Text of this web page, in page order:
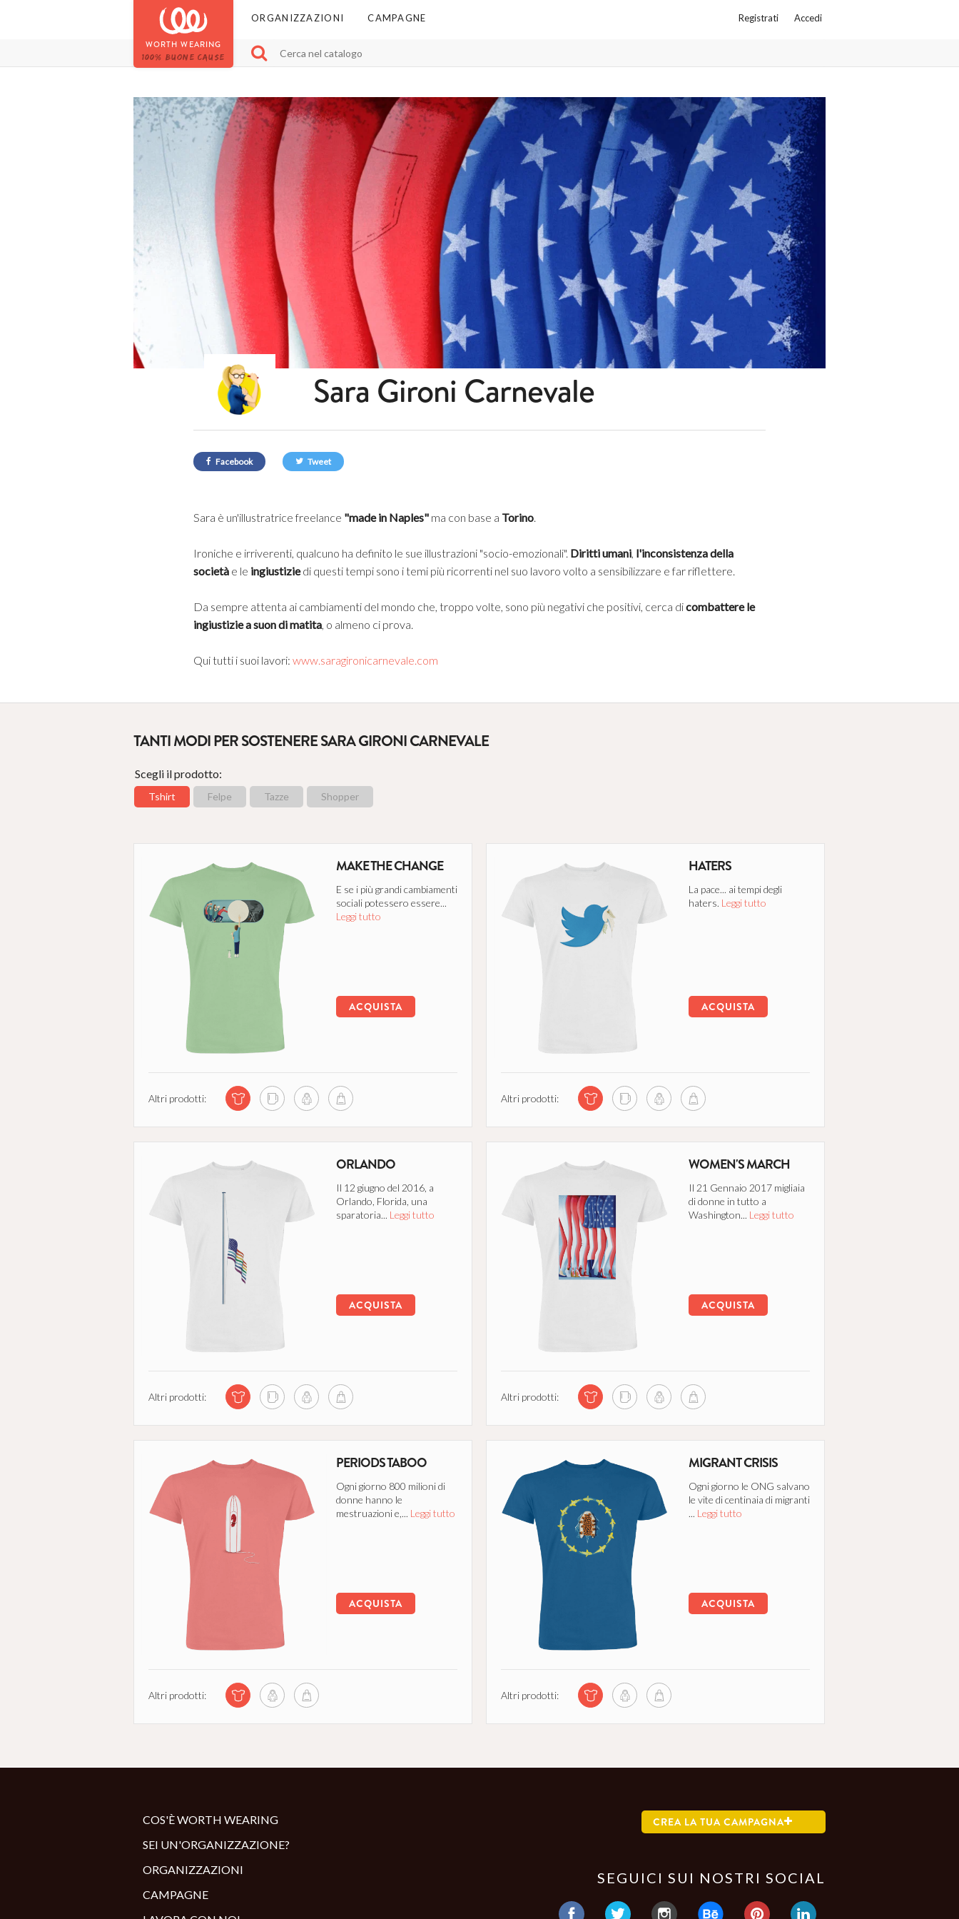
WORTH WEARING
100% BUONE CAUSE
Registrati Accedi
ORGANIZZAZIONI CAMPAGNE
Sara Gironi Carnevale
Facebook Tweet
Sara è un'illustratrice freelance "made in Naples" ma con base a Torino.
Ironiche e irriverenti, qualcuno ha definito le sue illustrazioni "socio-emozionali". Diritti umani, l'inconsistenza della
società e le ingiustiziedi questi tempi sono i temi più ricorrenti nel suo lavoro volto a sensibilizzare e far riflettere.
Da sempre attenta ai cambiamenti del mondo che, troppo volte, sono più negativi che positivi, cerca dicombattere le
ingiustizie a suon di matita, o almeno ci prova.
Qui tutti i suoi lavori:www.saragironicarnevale.com
TANTI MODI PER SOSTENERE SARA GIRONI CARNEVALE
Scegli il prodotto:
Tshirt Felpe Tazze Shopper
MAKE THE CHANGE
E se i più grandi cambiamenti
sociali potessero essere...
Leggi tutto
ACQUISTA
Altri prodotti:
HATERS
La pace... ai tempi degli
haters. Leggi tutto
ACQUISTA
Altri prodotti:
ORLANDO
Il 12 giugno del 2016, a
Orlando, Florida, una
sparatoria... Leggi tutto
ACQUISTA
Altri prodotti:
WOMEN'S MARCH
Il 21 Gennaio 2017 migliaia
di donne in tutto a
Washington... Leggi tutto
ACQUISTA
Altri prodotti:
PERIODS TABOO
Ogni giorno 800 milioni di
donne hanno le
mestruazioni e,... Leggi tutto
ACQUISTA
Altri prodotti:
MIGRANT CRISIS
Ogni giorno le ONG salvano
le vite di centinaia di migranti
... Leggi tutto
ACQUISTA
Altri prodotti:
COS'È WORTH WEARING
SEI UN'ORGANIZZAZIONE?
ORGANIZZAZIONI
CAMPAGNE
CREA LA TUA CAMPAGNA
SEGUICI SUI NOSTRI SOCIAL